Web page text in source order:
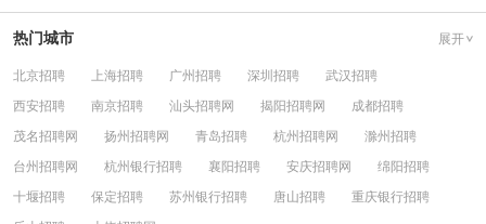
热门城市 展开
北京招聘 上海招聘 广州招聘 深圳招聘
武汉招聘
西安招聘
南京招聘 汕头招聘网 揭阳招聘网
成都招聘
茂名招聘网
扬州招聘网 青岛招聘 杭州招聘网
滁州招聘
台州招聘网
杭州银行招聘 襄阳招聘 安庆招聘网
绵阳招聘
十堰招聘
保定招聘 苏州银行招聘 唐山招聘
重庆银行招聘